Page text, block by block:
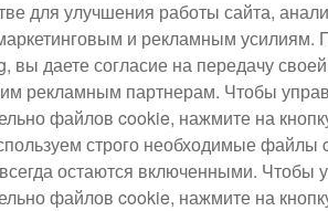
для улучшения работы сайта,
и рекламным усилиям.
вы даете согласие на передачу
рекламным партнерам. Чтобы
файлов cookie, нажмите на
строго необходимые
остаются включенными. Чтобы
файлов cookie, нажмите на